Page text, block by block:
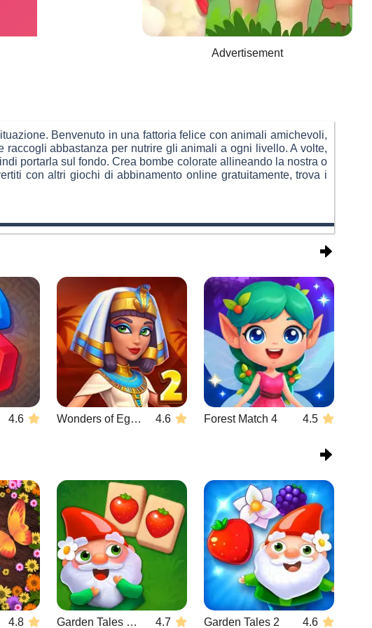
Advertisement
Benvenuto in una fattoria felice con animali amichevoli,
abbastanza per nutrire gli animali a ogni livello. A volte,
portarla sul fondo. Crea bombe colorate allineando la nostra o
con altri giochi di abbinamento online gratuitamente, trova i
4.6 Wonders of Egypt Match 2 4.6 Forest Match 4 4.5
4.8 Garden Tales Mahjong 4.7 Garden Tales 2 4.6